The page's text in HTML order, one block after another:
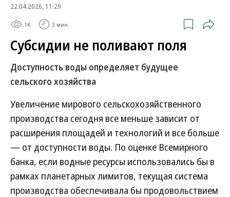
22.04.2026, 11:29
1K 3 мин.
Субсидии не поливают поля
Доступность воды определяет будущее
сельского хозяйства
Увеличение мирового сельскохозяйственного
производства сегодня все меньше зависит от
расширения площадей и технологий и все больше
— от доступности воды. По оценке Всемирного
банка, если водные ресурсы использовались бы в
рамках планетарных лимитов, текущая система
производства обеспечивала бы продовольствием